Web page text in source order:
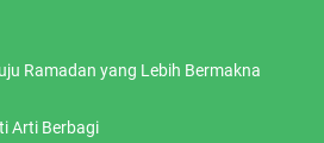
Ramadan yang Lebih Bermakna
Arti Berbagi